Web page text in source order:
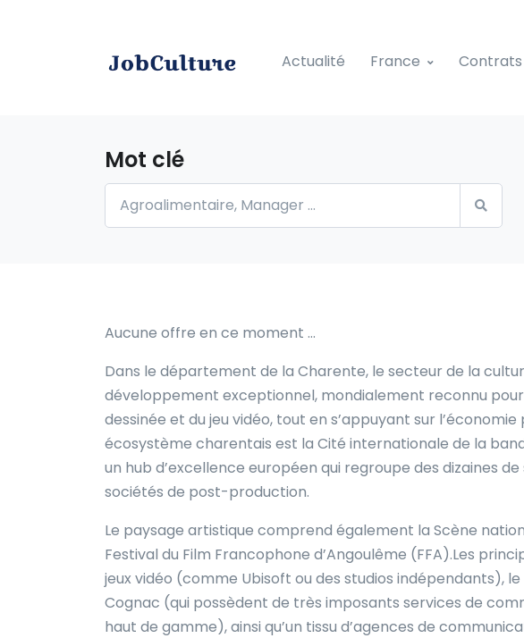
Actualité France Contrats
Mot clé
Aucune offre en ce moment …
Dans le département de la Charente, le secteur de la
développement exceptionnel, mondialement reconnu pour
dessinée et du jeu vidéo, tout en s’appuyant sur
écosystème charentais est la Cité internationale de la
un hub d’excellence européen qui regroupe des dizaines
sociétés de post-production.
Le paysage artistique comprend également la Scène
Festival du Film Francophone d’Angoulême (FFA).Les
jeux vidéo (comme Ubisoft ou des studios indépendants),
Cognac (qui possèdent de très imposants services de
haut de gamme), ainsi qu’un tissu d’agences de